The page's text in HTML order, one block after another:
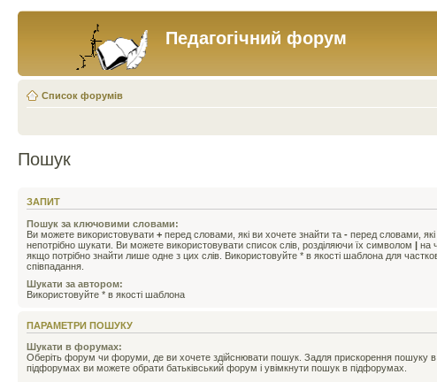
Педагогічний форум
Список форумів
Пошук
ЗАПИТ
Пошук за ключовими словами:
Ви можете використовувати + перед словами, які ви хочете знайти та - перед словами, які
непотрібно шукати. Ви можете використовувати список слів, розділяючи їх символом | на
якщо потрібно знайти лише одне з цих слів. Використовуйте * в якості шаблона для
співпадання.
Шукати за автором:
Використовуйте * в якості шаблона
ПАРАМЕТРИ ПОШУКУ
Шукати в форумах:
Оберіть форум чи форуми, де ви хочете здійснювати пошук. Задля прискорення пошуку в
підфорумах ви можете обрати батьківський форум і увімкнути пошук в підфорумах.